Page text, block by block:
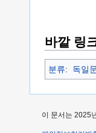
바깥 링
분류: 독일
이 문서는 2025